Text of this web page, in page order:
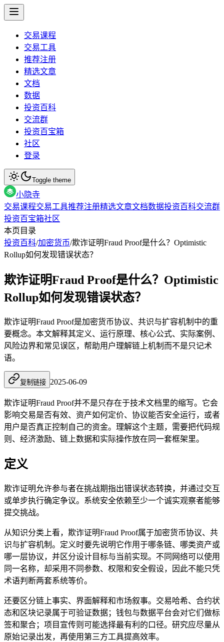
交易课程
交易工具
推荐注册
精选文章
文档
数据
投资百科
交流群
投资百宝箱
社区
登录
Toggle theme
小隐寺
交易课程交易工具推荐注册精选文章文档数据投资百科交流群
投资百宝箱社区
本页目录
投资百科/加密货币/欺诈证明Fraud Proof是什么？Optimistic
Rollup如何发现错误状态？
欺诈证明Fraud Proof是什么？Optimistic
Rollup如何发现错误状态？
欺诈证明Fraud Proof是加密货币协议、共识与扩容机制中的重
要概念。本文解释其定义、运行原理、核心公式、实际案例、
风险边界和常见误区，帮助用户理解链上机制而不是只记术
语。
复制链接 2025-06-09
欺诈证明Fraud Proof并不是只存在于技术文档里的缩写。它会
影响交易是否有效、资产如何定价、协议能否安全运行，或者
用户是否真正控制自己的资金。理解这个主题，需要把代码规
则、经济激励、链上数据和实际操作放在同一套框架里。
定义
欺诈证明允许参与者在挑战期指出错误状态转换，并通过交互
或单步执行确定争议。系统安全依赖至少一个诚实观察者能够
提交挑战。
从知识分类上看，欺诈证明Fraud Proof属于加密货币协议、共
识与扩容机制。定义时要先说明它作用于哪条链、哪类资产或
哪一层协议，并区分设计目标与当前实现。不同网络可以使用
同一名称，却采用不同参数、权限和安全假设，因此不能只凭
术语判断两套系统等价。
还要区分链上事实、界面解释和市场叙事。交易哈希、合约状
态和区块记录属于可验证数据；钱包与数据平台会对它们做标
签和聚合；项目宣传则可能选择最有利的口径。研究应尽量从
原始记录出发，再使用第三方工具提高效率。